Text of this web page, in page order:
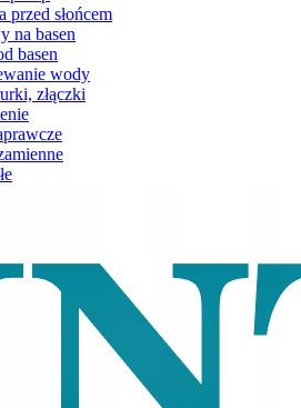
przed słońcem
na basen
basen
wody
złączki